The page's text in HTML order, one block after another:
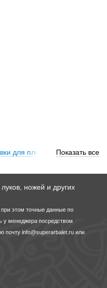
для плеч арбалетов,
Показать все
ножей и других
этом точные данные по
у менеджера посредством
почту info@superarbalet.ru или